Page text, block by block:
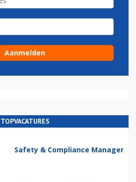
TOPVACATURES
Safety & Compliance Manager